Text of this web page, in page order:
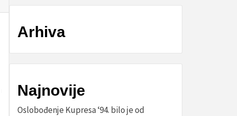
Arhiva
Najnovije
Oslobođenje Kupresa ‘94. bilo je od